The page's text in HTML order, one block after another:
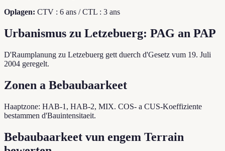
Oplagen: CTV : 6 ans / CTL : 3 ans
Urbanismus zu Letzebuerg: PAG an PAP
D'Raumplanung zu Letzebuerg gett duerch d'Gesetz vum 19. Juli
2004 geregelt.
Zonen a Bebaubaarkeet
Haaptzone: HAB-1, HAB-2, MIX. COS- a CUS-Koeffiziente
bestammen d'Bauintensitaeit.
Bebaubaarkeet vun engem Terrain